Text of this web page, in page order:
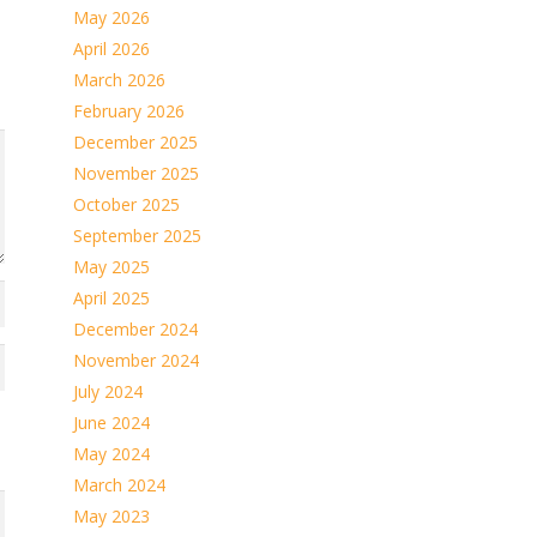
May 2026
April 2026
March 2026
February 2026
December 2025
November 2025
October 2025
September 2025
May 2025
April 2025
December 2024
November 2024
July 2024
June 2024
May 2024
March 2024
May 2023